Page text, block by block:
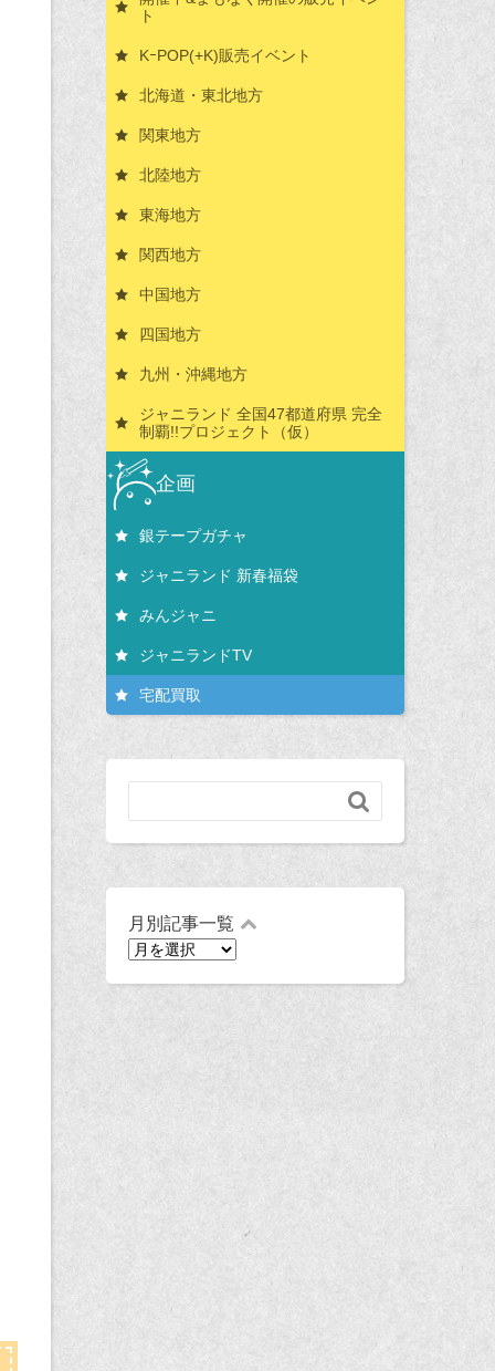
ト
KｰPOP(+K)販売イベント
北海道・東北地方
関東地方
北陸地方
東海地方
関西地方
中国地方
四国地方
九州・沖縄地方
ジャニランド 全国47都道府県 完全
制覇!!プロジェクト（仮）
企画
銀テープガチャ
ジャニランド 新春福袋
みんジャニ
ジャニランドTV
宅配買取

月別記事一覧
月